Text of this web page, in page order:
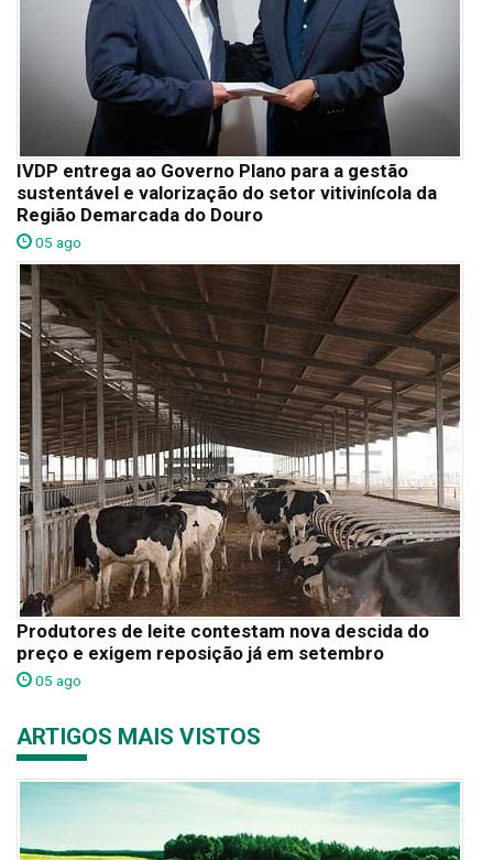
IVDP entrega ao Governo Plano para a gestão
sustentável e valorização do setor vitivinícola da
Região Demarcada do Douro
05 ago
Produtores de leite contestam nova descida do
preço e exigem reposição já em setembro
05 ago
ARTIGOS MAIS VISTOS